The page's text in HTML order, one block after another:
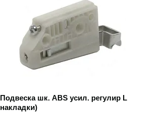
Подвеска шк. ABS усил. регулир L (без
накладки)